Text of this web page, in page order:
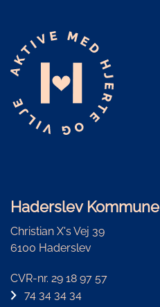
Haderslev Kommune
Christian X's Vej 39
6100 Haderslev
CVR-nr. 29 18 97 57
74 34 34 34